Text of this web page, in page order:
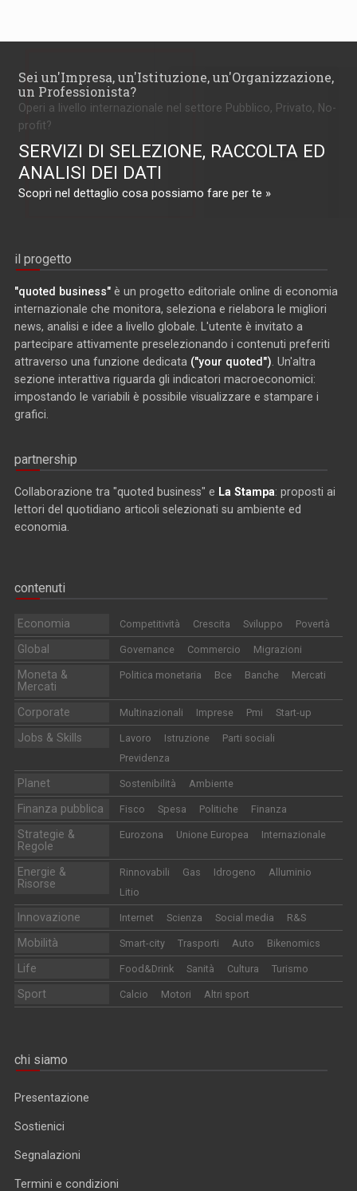
Sei un'Impresa, un'Istituzione, un'Organizzazione,
un Professionista?
Operi a livello internazionale nel settore Pubblico, Privato, No-
profit?
SERVIZI DI SELEZIONE, RACCOLTA ED
ANALISI DEI DATI
Scopri nel dettaglio cosa possiamo fare per te »
il progetto
"quoted business" è un progetto editoriale online di economia
internazionale che monitora, seleziona e rielabora le migliori
news, analisi e idee a livello globale. L'utente è invitato a
partecipare attivamente preselezionando i contenuti preferiti
attraverso una funzione dedicata ("your quoted") . Un'altra
sezione interattiva riguarda gli indicatori macroeconomici:
impostando le variabili è possibile visualizzare e stampare i
grafici.
partnership
Collaborazione tra "quoted business" e La Stampa: proposti ai
lettori del quotidiano articoli selezionati su ambiente ed
economia.
contenuti
Economia Competitività Crescita Sviluppo Povertà
Global Governance Commercio Migrazioni
Moneta &
Mercati
Politica monetaria Bce Banche Mercati
Corporate Multinazionali Imprese Pmi Start-up
Jobs & Skills Lavoro Istruzione
Parti sociali
Previdenza
Planet Sostenibilità Ambiente
Finanza pubblica Fisco Spesa Politiche Finanza
Strategie &
Regole
Eurozona Unione Europea Internazionale
Energie &
Risorse
Rinnovabili Gas Idrogeno
Alluminio
Litio
Innovazione Internet Scienza Social media R&S
Mobilità Smart-city Trasporti Auto Bikenomics
Life Food&Drink Sanità Cultura Turismo
Sport Calcio Motori Altri sport
chi siamo
Presentazione
Sostienici
Segnalazioni
Termini e condizioni